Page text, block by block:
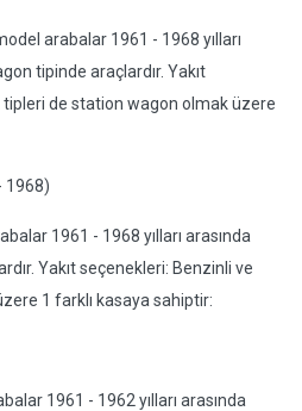
arabalar 1961 - 1968 yılları
tipinde araçlardır. Yakıt
de station wagon olmak üzere
1968)
1961 - 1968 yılları arasında
Yakıt seçenekleri: Benzinli ve
1 farklı kasaya sahiptir:
1961 - 1962 yılları arasında